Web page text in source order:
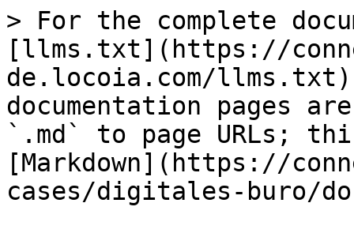
> For the complete
[llms.txt](https://
de.locoia.com/
documentation pages
`.md` to page URLs;
[Markdown](https://
cases/digitales-buro/